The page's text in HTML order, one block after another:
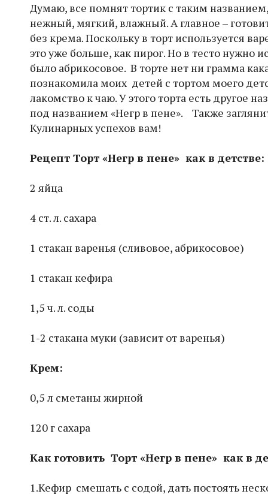
Думаю, все помнят тортик с таким
нежный, мягкий, влажный. А главное –
без крема. Поскольку в торт используется
это уже больше, как пирог. Но в тесто нужно
было абрикосовое. В торте нет ни грамма
познакомила моих детей с тортом моего
лакомство к чаю. У этого торта есть другое
под названием «Негр в пене». Также
Кулинарных успехов вам!
Рецепт Торт «Негр в пене» как в детстве:
2 яйца
4 ст. л. сахара
1 стакан варенья (сливовое, абрикосовое)
1 стакан кефира
1,5 ч. л. соды
1-2 стакана муки (зависит от варенья)
Крем:
0,5 л сметаны жирной
120 г сахара
Как готовить Торт «Негр в пене» как в
1.Кефир смешать с содой, дать постоять